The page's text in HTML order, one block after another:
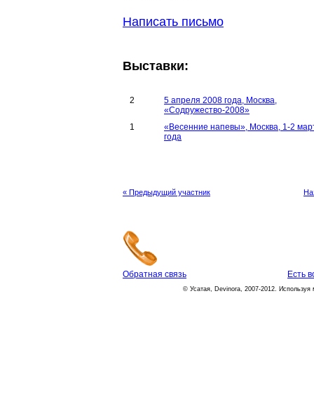
Написать письмо
Выставки:
2
5 апреля 2008 года, Москва,
«Содружество-2008»
1
«Весенние напевы», Москва, 1-2
года
« Предыдущий участник
Обратная связь Есть
© Усатая, Devinora, 2007-2012. Используя